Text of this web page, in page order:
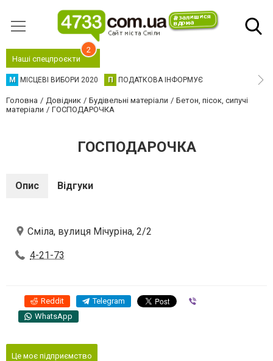
Наші спецпроєкти
2
М МІСЦЕВІ ВИБОРИ 2020 П ПОДАТКОВА ІНФОРМУЄ
Головна Довідник Будівельні матеріали
Бетон, пісок, сипучі
матеріали
ГОСПОДАРОЧКА
ГОСПОДАРОЧКА
Опис Відгуки
Сміла, вулиця Мічуріна, 2/2
4-21-73
Reddit Telegram
WhatsApp
Це моє підприємство